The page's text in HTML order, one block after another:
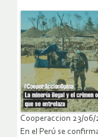
Cooperaccion 23/06/
En el Perú se